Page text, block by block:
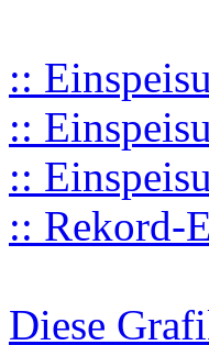
::
::
::
:: Rekord-
Diese